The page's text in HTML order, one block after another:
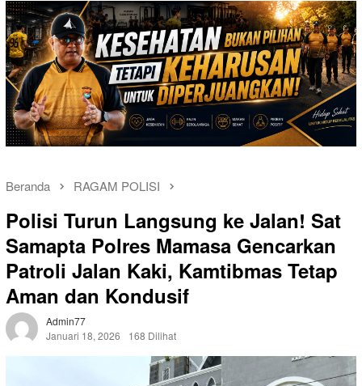
Beranda RAGAM POLISI
Polisi Turun Langsung ke Jalan! Sat
Samapta Polres Mamasa Gencarkan
Patroli Jalan Kaki, Kamtibmas Tetap
Aman dan Kondusif
Admin77
Januari 18, 2026
168 Dilihat